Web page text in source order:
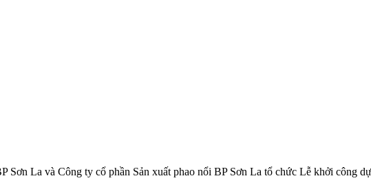
La và Công ty cổ phần Sản xuất phao nổi BP Sơn La tổ chức Lễ khởi công